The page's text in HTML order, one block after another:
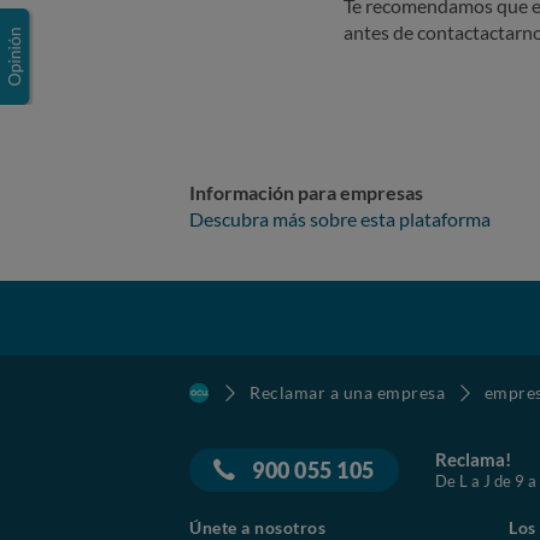
Te recomendamos que
antes de
Información para empresas
Descubra más sobre esta plataforma
Reclamar a una empresa
900 055 105 Reclama!
De L a J de 9
Únete a nosotros